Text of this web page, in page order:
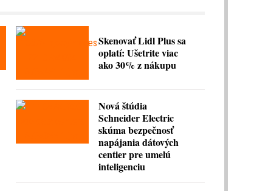
Skenovať Lidl Plus sa
oplatí: Ušetrite viac
ako 30% z nákupu
Nová štúdia
Schneider Electric
skúma bezpečnosť
napájania dátových
centier pre umelú
inteligenciu